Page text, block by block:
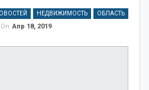
НЕДВИЖИМОСТЬ ОБЛАСТЬ
On Апр 18, 2019